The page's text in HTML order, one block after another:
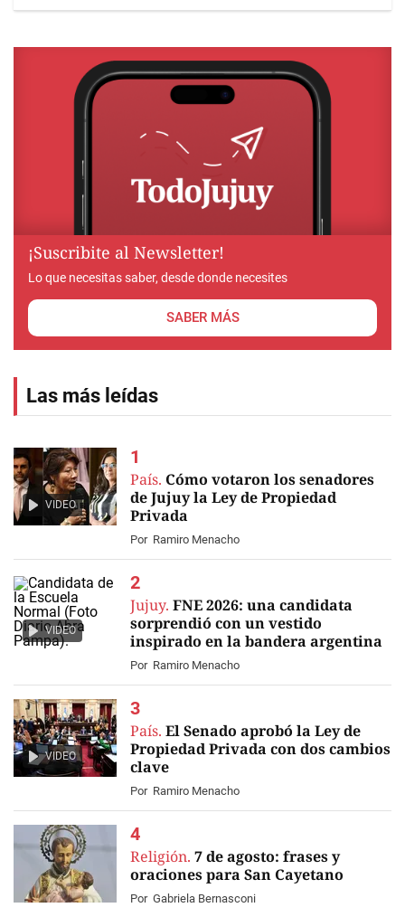
¡Suscribite al Newsletter!
Lo que necesitas saber, desde donde necesites
SABER MÁS
Las más leídas
VIDEO
País. Cómo votaron los senadores
de Jujuy la Ley de Propiedad
Privada
Por Ramiro Menacho
VIDEO
Jujuy. FNE 2026: una candidata
sorprendió con un vestido
inspirado en la bandera argentina
Por Ramiro Menacho
VIDEO
País. El Senado aprobó la Ley de
Propiedad Privada con dos cambios
clave
Por Ramiro Menacho
Religión. 7 de agosto: frases y
oraciones para San Cayetano
Por Gabriela Bernasconi